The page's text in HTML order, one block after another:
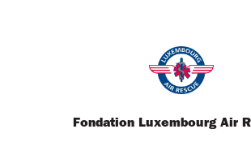
Fondation Luxembourg Air